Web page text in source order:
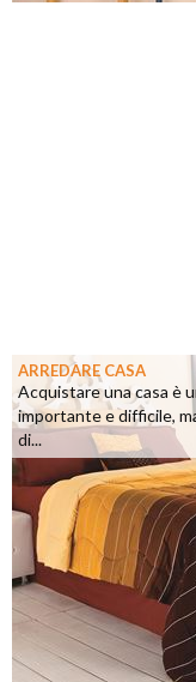
ARREDARE CASA
Acquistare una casa è
importante e difficile,
di...